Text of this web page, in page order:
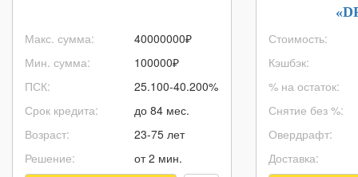
Макс. сумма:
Мин. сумма:
ПСК:
Срок кредита:
Возраст:
Решение:
40000000₽
100000₽
25.100-40.200%
до 84 мес.
23-75 лет
от 2 мин.
Стоимость:
Кэшбэк:
% на остаток:
Снятие без %:
Овердрафт:
Доставка: